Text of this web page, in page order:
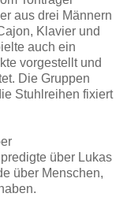
aus drei Männern
Klavier und
auch ein
vorgestellt und
Die Gruppen
Stuhlreihen fixiert
über Lukas
über Menschen,